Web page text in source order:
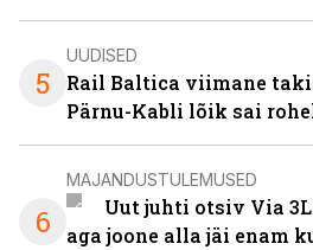
5
UUDISED
Rail Baltica viimane
Pärnu-Kabli lõik sai
6
MAJANDUSTULEMUSED
Uut juhti otsiv Via
aga joone alla jäi enam